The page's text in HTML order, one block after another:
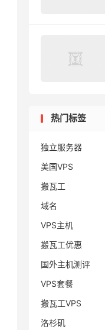
热门标签
独立服务器
美国VPS
搬瓦工
域名
VPS主机
搬瓦工优惠
国外主机测评
VPS套餐
搬瓦工VPS
洛杉矶